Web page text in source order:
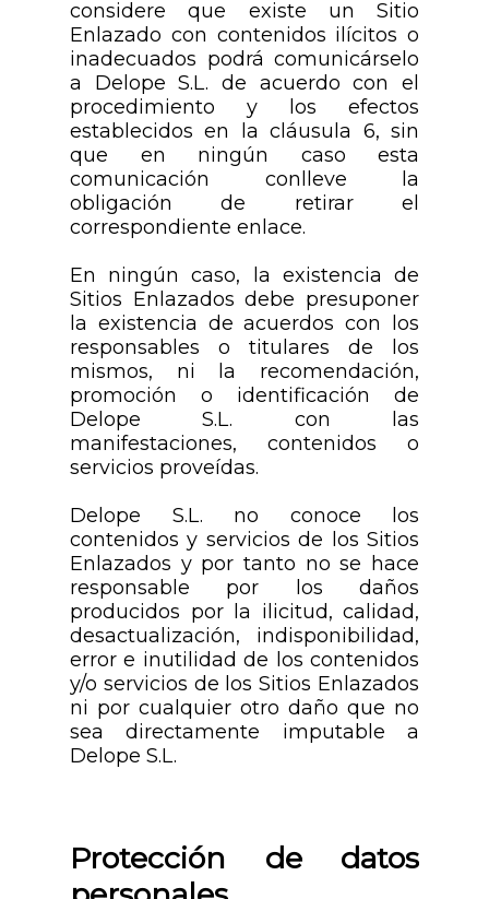
considere que existe un Sitio
Enlazado con contenidos ilícitos o
inadecuados podrá comunicárselo
a Delope S.L. de acuerdo con el
procedimiento y los efectos
establecidos en la cláusula 6, sin
que en ningún caso esta
comunicación conlleve la
obligación de retirar el
correspondiente enlace.
En ningún caso, la existencia de
Sitios Enlazados debe presuponer
la existencia de acuerdos con los
responsables o titulares de los
mismos, ni la recomendación,
promoción o identificación de
Delope S.L. con las
manifestaciones, contenidos o
servicios proveídas.
Delope S.L. no conoce los
contenidos y servicios de los Sitios
Enlazados y por tanto no se hace
responsable por los daños
producidos por la ilicitud, calidad,
desactualización, indisponibilidad,
error e inutilidad de los contenidos
y/o servicios de los Sitios Enlazados
ni por cualquier otro daño que no
sea directamente imputable a
Delope S.L.
Protección de datos